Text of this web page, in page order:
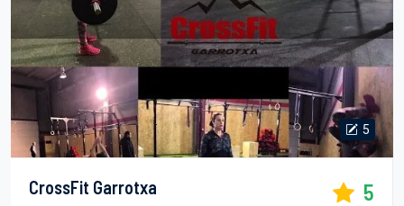
5
CrossFit Garrotxa 5